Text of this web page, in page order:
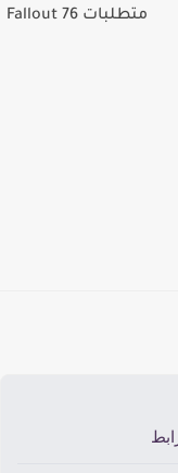
متطلبات Fallout 76